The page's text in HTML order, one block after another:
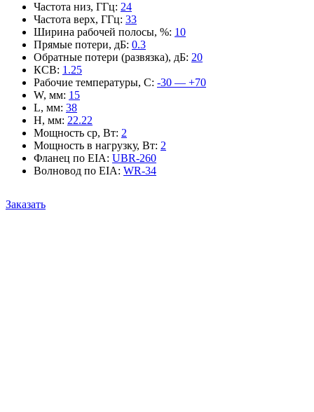
Частота низ, ГГц: 24
Частота верх, ГГц: 33
Ширина рабочей полосы, %: 10
Прямые потери, дБ: 0.3
Обратные потери (развязка), дБ: 20
КСВ: 1.25
Рабочие температуры, С: -30 — +70
W, мм: 15
L, мм: 38
H, мм: 22.22
Мощность ср, Вт: 2
Мощность в нагрузку, Вт: 2
Фланец по EIA: UBR-260
Волновод по EIA: WR-34
Заказать